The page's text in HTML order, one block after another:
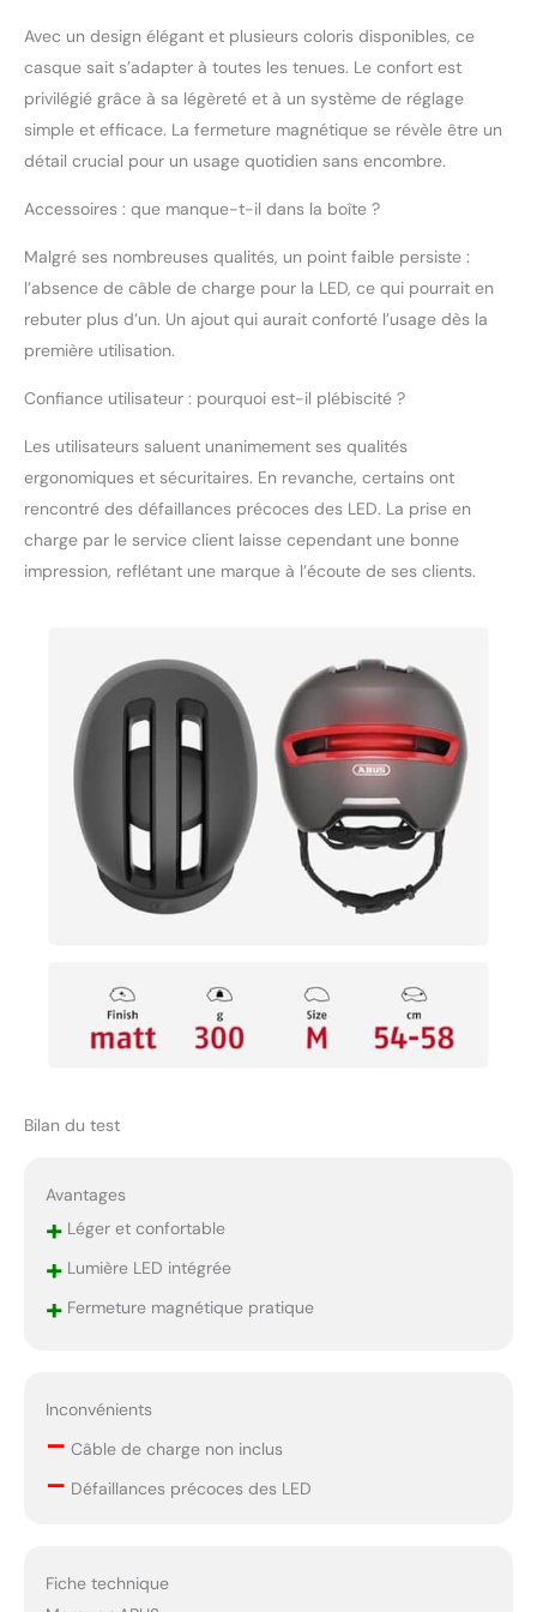
portée de différentes
manières, qu'elle soit
légèrement orientée
vers le bas ou rabattue
vers le haut. POUR LES
TÊTES : le système de
réglage en hauteur à
l'arrière de la tête peut
place pour une tresse.
BOUCLE MAGNÉTIQUE :
la boucle de ceinture
magnétique Fidlock se
seule main. DÉTAILS DE
ville unisexe pour
adultes, y compris
système de harnais plat
TriVider - la taille
indiquée en centimètres
correspond au tour de
Avec un design élégant et plusieurs coloris disponibles, ce
casque sait s’adapter à toutes les tenues. Le confort est
privilégié grâce à sa légèreté et à un système de réglage
simple et efficace. La fermeture magnétique se révèle être un
détail crucial pour un usage quotidien sans encombre.
Accessoires : que manque-t-il dans la boîte ?
Malgré ses nombreuses qualités, un point faible persiste :
l’absence de câble de charge pour la LED, ce qui pourrait en
rebuter plus d’un. Un ajout qui aurait conforté l’usage dès la
première utilisation.
Confiance utilisateur : pourquoi est-il plébiscité ?
Les utilisateurs saluent unanimement ses qualités
ergonomiques et sécuritaires. En revanche, certains ont
rencontré des défaillances précoces des LED. La prise en
charge par le service client laisse cependant une bonne
impression, reflétant une marque à l’écoute de ses clients.
Bilan du test
Avantages
+Léger et confortable
+Lumière LED intégrée
+Fermeture magnétique pratique
Inconvénients
– Câble de charge non inclus
– Défaillances précoces des LED
Fiche technique